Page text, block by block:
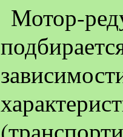
Мотор-